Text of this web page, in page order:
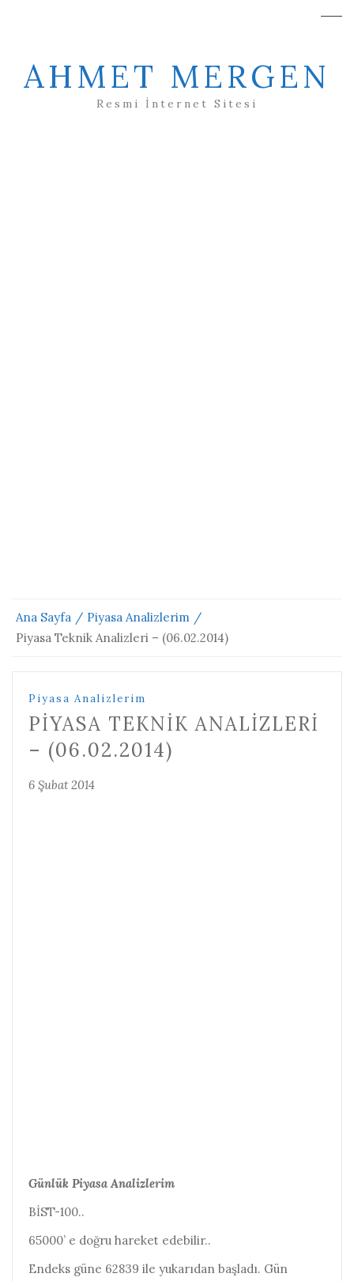
AHMET MERGEN
Resmi İnternet Sitesi
Ana Sayfa
Piyasa Analizlerim
Piyasa Teknik Analizleri – (06.02.2014)
Piyasa Analizlerim
PIYASA TEKNIK ANALIZLERI
– (06.02.2014)
6 Şubat 2014
Günlük Piyasa Analizlerim
BİST-100..
65000’ e doğru hareket edebilir..
Endeks güne 62839 ile yukarıdan başladı. Gün